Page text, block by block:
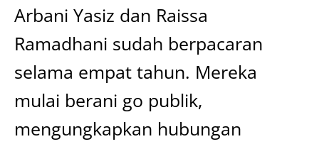
Arbani Yasiz dan Raissa
Ramadhani sudah berpacaran
selama empat tahun. Mereka
mulai berani go publik,
mengungkapkan hubungan